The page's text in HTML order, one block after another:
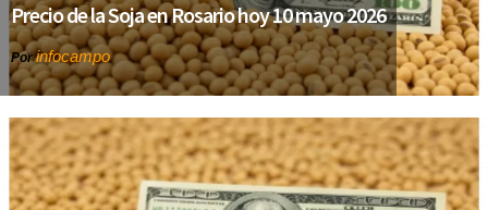
Precio de la Soja en Rosario hoy 10 mayo 2026
Porinfocampo